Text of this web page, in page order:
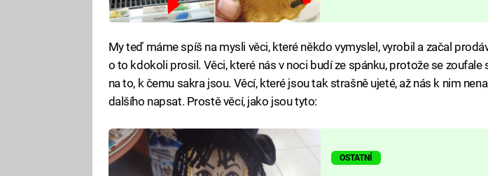
My teď máme spíš na mysli věci, které někdo vymyslel, vyrobil a začal
o to kdokoli prosil. Věci, které nás v noci budí ze spánku, protože se zoufale
na to, k čemu sakra jsou. Věcí, které jsou tak strašně ujeté, až nás k nim
dalšího napsat. Prostě věcí, jako jsou tyto:
OSTATNÍ